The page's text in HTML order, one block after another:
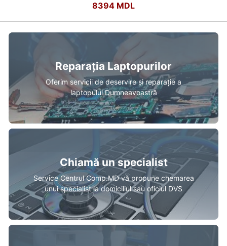
8394 MDL
Reparația Laptopurilor
Oferim servicii de deservire și reparație a
laptopului Dumneavoastră
Chiamă un specialist
Service Centrul Comp.MD vă propune chemarea
unui specialist la domiciliul sau oficiul DVS